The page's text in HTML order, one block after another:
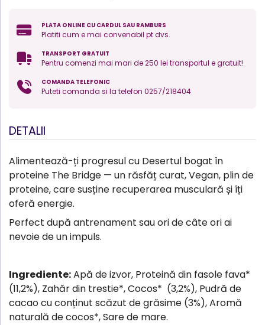
PLATA ONLINE CU CARDUL SAU RAMBURS
Platiti cum e mai convenabil pt dvs.
TRANSPORT GRATUIT
Pentru comenzi mai mari de 250 lei transportul e gratuit!
COMANDA TELEFONIC
Puteti comanda si la telefon 0257/218404
DETALII
Alimentează-ți progresul cu Desertul bogat în
proteine The Bridge — un răsfăț curat, Vegan, plin de
proteine, care susține recuperarea musculară și îți
oferă energie.
Perfect după antrenament sau ori de câte ori ai
nevoie de un impuls.
Ingrediente:Apă de izvor, Proteină din fasole fava*
(11,2%), Zahăr din trestie*, Cocos* (3,2%), Pudră de
cacao cu conținut scăzut de grăsime (3%), Aromă
naturală de cocos*, Sare de mare.